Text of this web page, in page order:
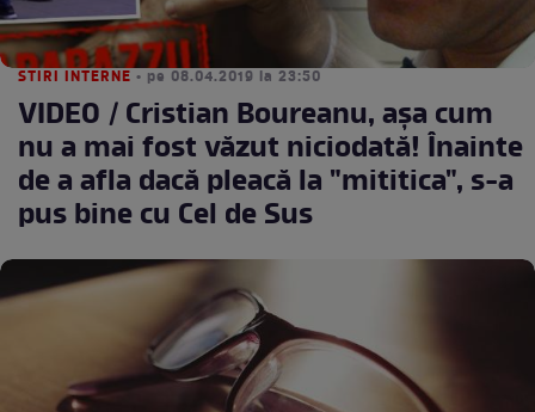
STIRI INTERNE • pe 08.04.2019 la 23:50
VIDEO / Cristian Boureanu, aşa cum
nu a mai fost văzut niciodată! Înainte
de a afla dacă pleacă la "mititica", s-a
pus bine cu Cel de Sus